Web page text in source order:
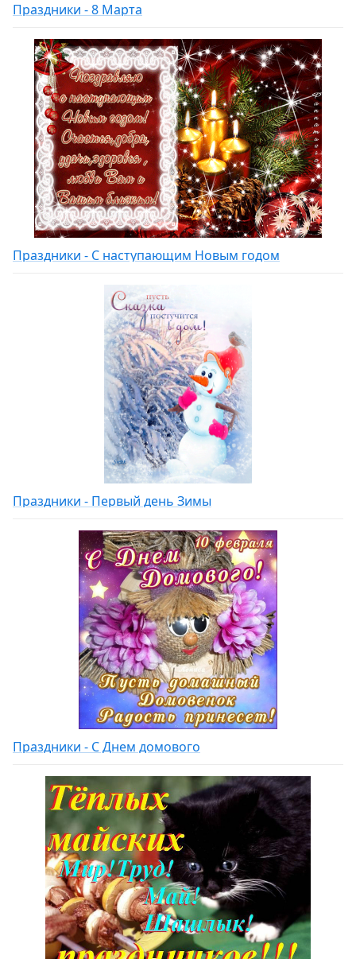
Праздники - 8 Марта
Праздники - С наступающим Новым годом
Праздники - Первый день Зимы
Праздники - С Днем домового